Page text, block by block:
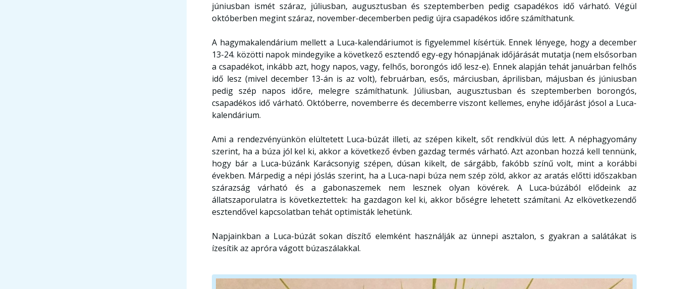
júniusban ismét száraz, júliusban, augusztusban és szeptemberben pedig csapadékos idő várható. Végül
októberben megint száraz, november-decemberben pedig újra csapadékos időre számíthatunk.
A hagymakalendárium mellett a Luca-kalendáriumot is figyelemmel kísértük. Ennek lényege, hogy a december
13-24. közötti napok mindegyike a következő esztendő egy-egy hónapjának időjárását mutatja (nem elsősorban
a csapadékot, inkább azt, hogy napos, vagy, felhős, borongós idő lesz-e). Ennek alapján tehát januárban felhős
idő lesz (mivel december 13-án is az volt), februárban, esős, márciusban, áprilisban, májusban és júniusban
pedig szép napos időre, melegre számíthatunk. Júliusban, augusztusban és szeptemberben borongós,
csapadékos idő várható. Októberre, novemberre és decemberre viszont kellemes, enyhe időjárást jósol a Luca-
kalendárium.
Ami a rendezvényünkön elültetett Luca-búzát illeti, az szépen kikelt, sőt rendkívül dús lett. A néphagyomány
szerint, ha a búza jól kel ki, akkor a következő évben gazdag termés várható. Azt azonban hozzá kell tennünk,
hogy bár a Luca-búzánk Karácsonyig szépen, dúsan kikelt, de sárgább, fakóbb színű volt, mint a korábbi
években. Márpedig a népi jóslás szerint, ha a Luca-napi búza nem szép zöld, akkor az aratás előtti időszakban
szárazság várható és a gabonaszemek nem lesznek olyan kövérek. A Luca-búzából elődeink az
állatszaporulatra is következtettek: ha gazdagon kel ki, akkor bőségre lehetett számítani. Az elkövetkezendő
esztendővel kapcsolatban tehát optimisták lehetünk.
Napjainkban a Luca-búzát sokan díszítő elemként használják az ünnepi asztalon, s gyakran a salátákat is
ízesítik az apróra vágott búzaszálakkal.